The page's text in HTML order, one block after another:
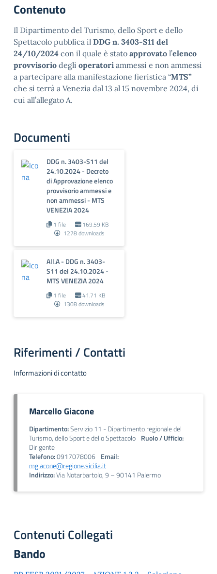
Contenuto
Il Dipartimento del Turismo, dello Sport e dello
Spettacolo pubblica il DDG n. 3403-S11 del
24/10/2024 con il quale è stato approvato l’elenco
provvisorio degli operatori ammessi e non ammessi
a partecipare alla manifestazione fieristica “MTS”
che si terrà a Venezia dal 13 al 15 novembre 2024, di
cui all’allegato A.
Documenti
DDG n. 3403-S11 del
24.10.2024 - Decreto
di Approvazione elenco
provvisorio ammessi e
non ammessi - MTS
VENEZIA 2024
1 file
169.59 KB
1278 downloads
All.A - DDG n. 3403-
S11 del 24.10.2024 -
MTS VENEZIA 2024
1 file
41.71 KB
1308 downloads
Riferimenti / Contatti
Informazioni di contatto
Marcello Giacone
Dipartimento:Servizio 11 - Dipartimento regionale del
Turismo, dello Sport e dello Spettacolo Ruolo / Ufficio:
Dirigente
Telefono:0917078006 Email:
mgiacone@regione.sicilia.it
Indirizzo:Via Notarbartolo, 9 – 90141 Palermo
Contenuti Collegati
Bando